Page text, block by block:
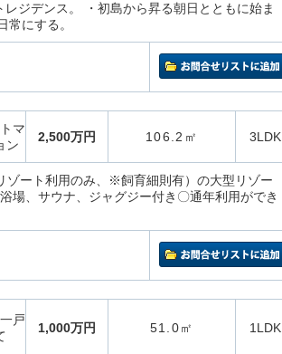
レジデンス。 ・初島から昇る朝日とともに始ま
常にする。
マ
ン
2,500万円 106.2㎡ 3LDK
ゾート利用のみ、※飼育細則有）の大型リゾー
場、サウナ、ジャグジー付き〇通年利用ができ
戸
1,000万円 51.0㎡ 1LDK